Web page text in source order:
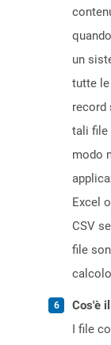
un
tutte
record
tali file
modo
Excel
CSV
file
Cos'è
I file